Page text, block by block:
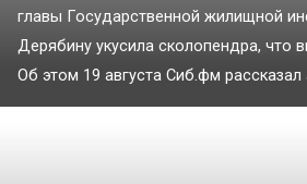
главы Государственной жилищной
Дерябину укусила сколопендра, что
Об этом 19 августа Сиб.фм рассказал